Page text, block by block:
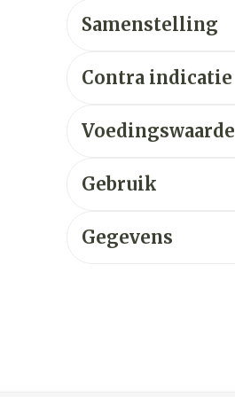
Samenstelling
Contra indicatie
Voedingswaarde
Gebruik
Gegevens